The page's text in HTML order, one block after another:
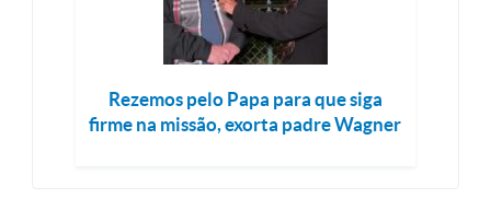
Rezemos pelo Papa para que siga
firme na missão, exorta padre Wagner